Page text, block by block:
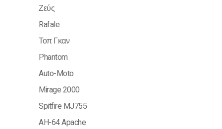
Ζεύς
Rafale
Τοπ Γκαν
Phantom
Auto-Moto
Mirage 2000
Spitfire MJ755
AH-64 Apache